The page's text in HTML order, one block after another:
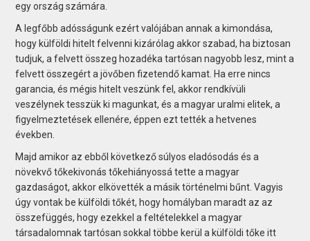
egy ország számára.
A legfőbb adósságunk ezért valójában annak a kimondása,
hogy külföldi hitelt felvenni kizárólag akkor szabad, ha biztosan
tudjuk, a felvett összeg hozadéka tartósan nagyobb lesz, mint a
felvett összegért a jövőben fizetendő kamat. Ha erre nincs
garancia, és mégis hitelt veszünk fel, akkor rendkívüli
veszélynek tesszük ki magunkat, és a magyar uralmi elitek, a
figyelmeztetések ellenére, éppen ezt tették a hetvenes
években.
Majd amikor az ebből következő súlyos eladósodás és a
növekvő tőkekivonás tőkehiányossá tette a magyar
gazdaságot, akkor elkövették a másik történelmi bűnt. Vagyis
úgy vontak be külföldi tőkét, hogy homályban maradt az az
összefüggés, hogy ezekkel a feltételekkel a magyar
társadalomnak tartósan sokkal többe kerül a külföldi tőke itt